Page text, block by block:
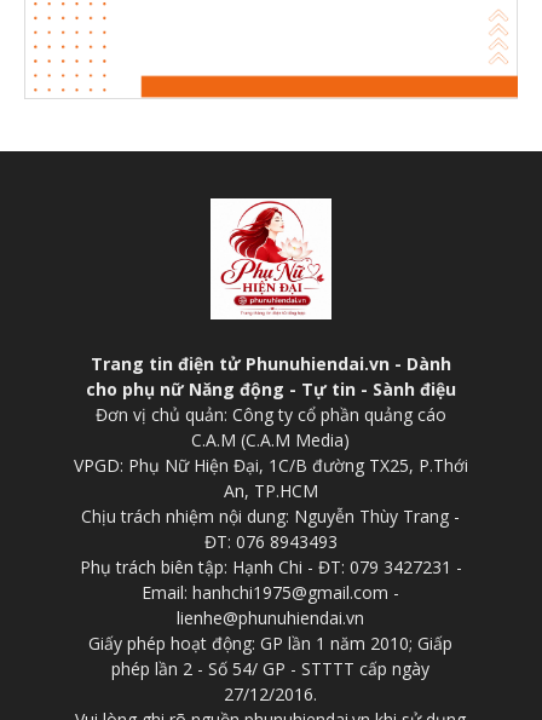
Trang tin điện tử Phunuhiendai.vn - Dành
cho phụ nữ Năng động - Tự tin - Sành điệu
Đơn vị chủ quản: Công ty cổ phần quảng cáo
C.A.M (C.A.M Media)
VPGD: Phụ Nữ Hiện Đại, 1C/B đường TX25, P.Thới
An, TP.HCM
Chịu trách nhiệm nội dung: Nguyễn Thùy Trang -
ĐT: 076 8943493
Phụ trách biên tập: Hạnh Chi - ĐT: 079 3427231 -
Email: hanhchi1975@gmail.com -
lienhe@phunuhiendai.vn
Giấy phép hoạt động: GP lần 1 năm 2010; Giấp
phép lần 2 - Số 54/ GP - STTTT cấp ngày
27/12/2016.